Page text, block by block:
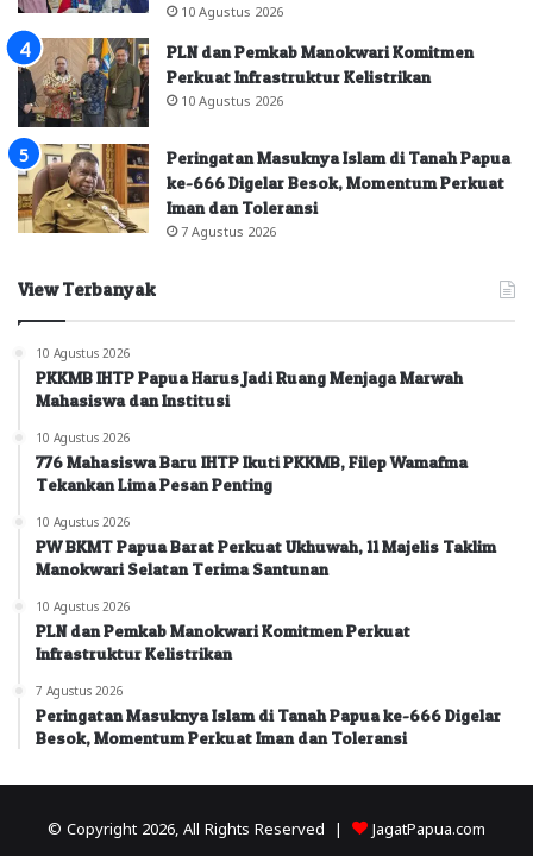
10 Agustus 2026
PLN dan Pemkab Manokwari Komitmen
Perkuat Infrastruktur Kelistrikan
10 Agustus 2026
Peringatan Masuknya Islam di Tanah Papua
ke-666 Digelar Besok, Momentum Perkuat
Iman dan Toleransi
7 Agustus 2026
View Terbanyak
10 Agustus 2026
PKKMB IHTP Papua Harus Jadi Ruang Menjaga Marwah
Mahasiswa dan Institusi
10 Agustus 2026
776 Mahasiswa Baru IHTP Ikuti PKKMB, Filep Wamafma
Tekankan Lima Pesan Penting
10 Agustus 2026
PW BKMT Papua Barat Perkuat Ukhuwah, 11 Majelis Taklim
Manokwari Selatan Terima Santunan
10 Agustus 2026
PLN dan Pemkab Manokwari Komitmen Perkuat
Infrastruktur Kelistrikan
7 Agustus 2026
Peringatan Masuknya Islam di Tanah Papua ke-666 Digelar
Besok, Momentum Perkuat Iman dan Toleransi
© Copyright 2026, All Rights Reserved | JagatPapua.com